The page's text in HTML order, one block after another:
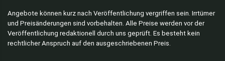
Angebote können kurz nach Veröffentlichung vergriffen sein. Irrtümer
und Preisänderungen sind vorbehalten. Alle Preise werden vor der
Veröffentlichung redaktionell durch uns geprüft. Es besteht kein
rechtlicher Anspruch auf den ausgeschriebenen Preis.